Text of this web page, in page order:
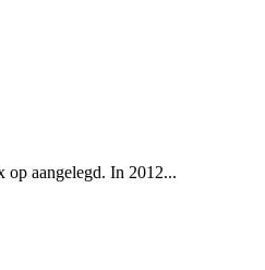
op aangelegd. In 2012...